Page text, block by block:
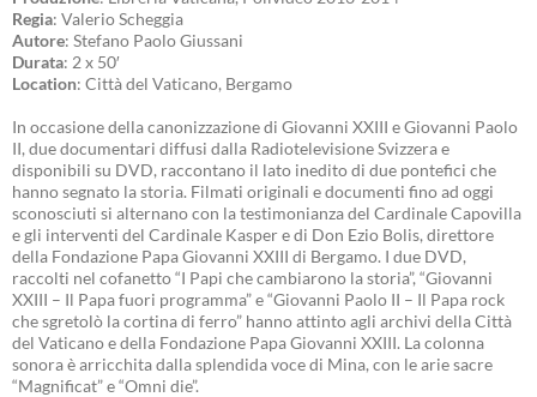
Regia: Valerio Scheggia
Autore: Stefano Paolo Giussani
Durata: 2 x 50′
Location: Città del Vaticano, Bergamo
In occasione della canonizzazione di Giovanni XXIII e Giovanni Paolo
II, due documentari diffusi dalla Radiotelevisione Svizzera e
disponibili su DVD, raccontano il lato inedito di due pontefici che
hanno segnato la storia. Filmati originali e documenti fino ad oggi
sconosciuti si alternano con la testimonianza del Cardinale Capovilla
e gli interventi del Cardinale Kasper e di Don Ezio Bolis, direttore
della Fondazione Papa Giovanni XXIII di Bergamo. I due DVD,
raccolti nel cofanetto “I Papi che cambiarono la storia”, “Giovanni
XXIII – Il Papa fuori programma” e “Giovanni Paolo II – Il Papa rock
che sgretolò la cortina di ferro” hanno attinto agli archivi della Città
del Vaticano e della Fondazione Papa Giovanni XXIII. La colonna
sonora è arricchita dalla splendida voce di Mina, con le arie sacre
“Magnificat” e “Omni die”.